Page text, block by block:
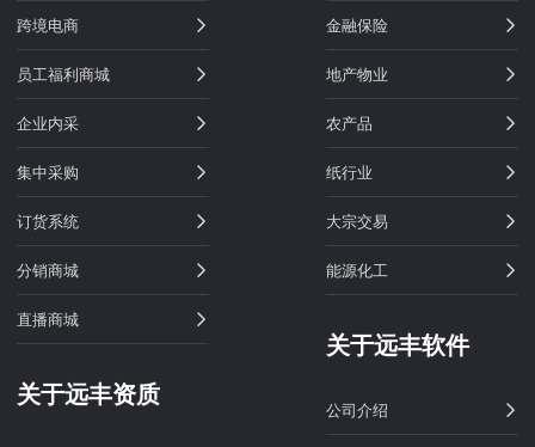
跨境电商
员工福利商城
企业内采
集中采购
订货系统
分销商城
直播商城
关于远丰资质
金融保险
地产物业
农产品
纸行业
大宗交易
能源化工
关于远丰软件
公司介绍